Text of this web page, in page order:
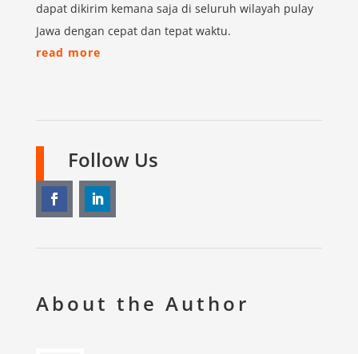
dapat dikirim kemana saja di seluruh wilayah pulay
Jawa dengan cepat dan tepat waktu.
read more
Follow Us
About the Author